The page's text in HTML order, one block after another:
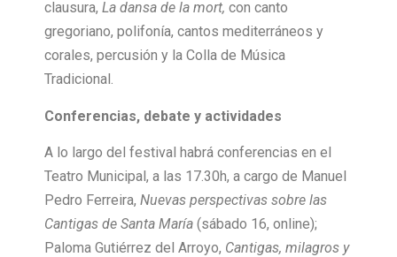
clausura, La dansa de la mort, con canto
gregoriano, polifonía, cantos mediterráneos y
corales, percusión y la Colla de Música
Tradicional.
Conferencias, debate y actividades
A lo largo del festival habrá conferencias en el
Teatro Municipal, a las 17.30h, a cargo de Manuel
Pedro Ferreira, Nuevas perspectivas sobre las
Cantigas de Santa María (sábado 16, online);
Paloma Gutiérrez del Arroyo, Cantigas, milagros y